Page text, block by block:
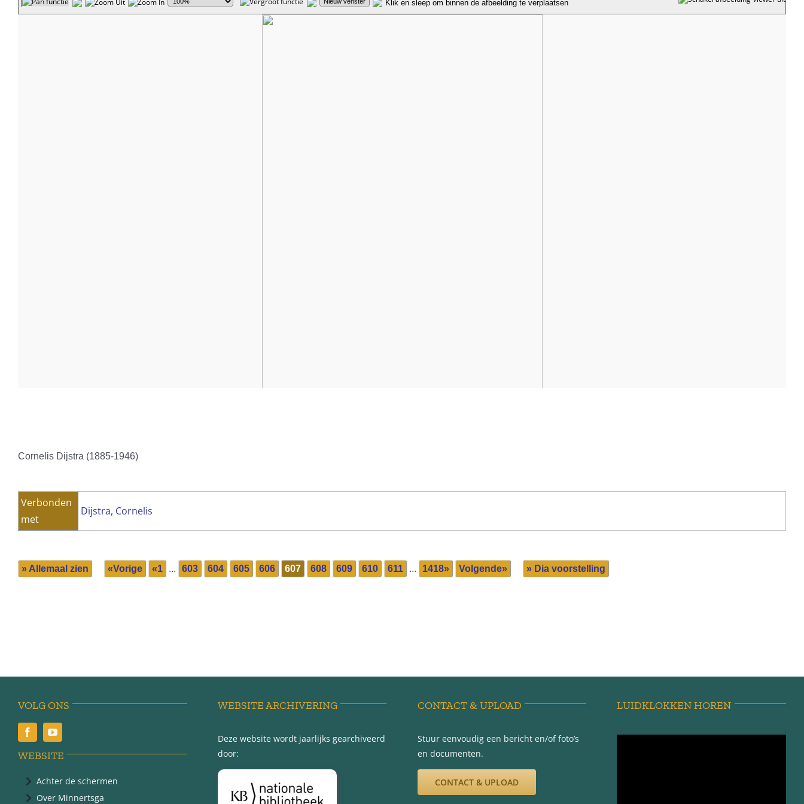
Cornelis Dijstra (1885-1946)
Verbonden
met
Dijstra, Cornelis
» Allemaal zien «Vorige «1 ... 603 604 605 606 607 608 609 610 611 ... 1418» Volgende» » Dia voorstelling
VOLG ONS
WEBSITE
Achter de schermen
Over Minnertsga
WEBSITE ARCHIVERING
Deze website wordt jaarlijks gearchiveerd
door:
CONTACT & UPLOAD
Stuur eenvoudig een bericht en/of foto’s
en documenten.
CONTACT & UPLOAD
LUIDKLOKKEN HOREN